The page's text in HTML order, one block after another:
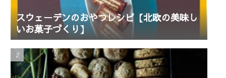
スウェーデンのおやつレシピ【北欧の美味し
いお菓子づくり】